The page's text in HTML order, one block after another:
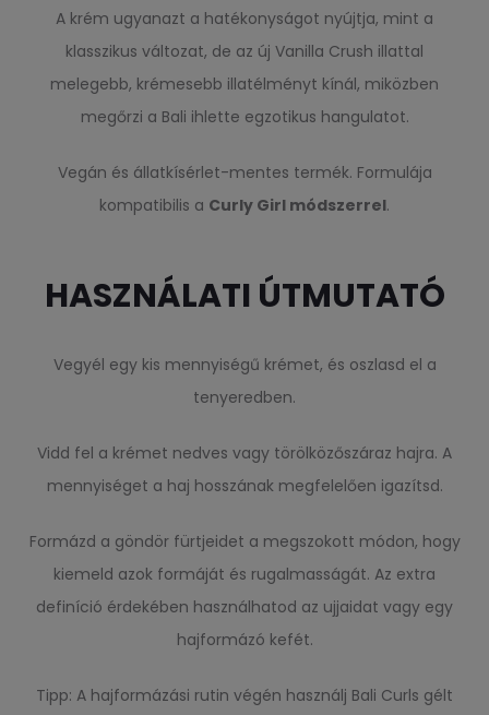
A krém ugyanazt a hatékonyságot nyújtja, mint a
klasszikus változat, de az új Vanilla Crush illattal
melegebb, krémesebb illatélményt kínál, miközben
megőrzi a Bali ihlette egzotikus hangulatot.
Vegán és állatkísérlet-mentes termék. Formulája
kompatibilis a Curly Girl módszerrel.
HASZNÁLATI ÚTMUTATÓ
Vegyél egy kis mennyiségű krémet, és oszlasd el a
tenyeredben.
Vidd fel a krémet nedves vagy törölközőszáraz hajra. A
mennyiséget a haj hosszának megfelelően igazítsd.
Formázd a göndör fürtjeidet a megszokott módon, hogy
kiemeld azok formáját és rugalmasságát. Az extra
definíció érdekében használhatod az ujjaidat vagy egy
hajformázó kefét.
Tipp: A hajformázási rutin végén használj Bali Curls gélt